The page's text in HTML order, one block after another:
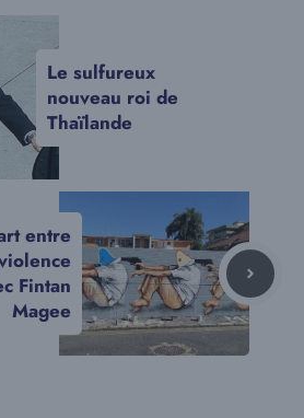
Le sulfureux
nouveau roi de
Thaïlande
entre
Fintan
Magee